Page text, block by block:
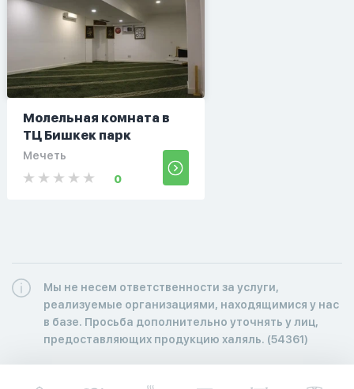
Молельная комната в
ТЦ Бишкек парк
Мечеть
0
Мы не несем ответственности за услуги,
реализуемые организациями, находящимися у нас
в базе. Просьба дополнительно уточнять у лиц,
предоставляющих продукцию халяль. (54361)